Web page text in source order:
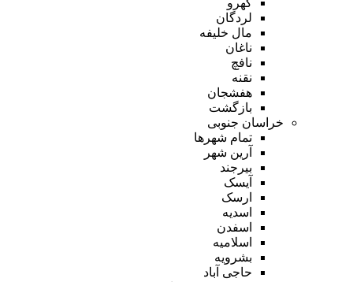
لردگان
مال خلیفه
ناغان
نافچ
نقنه
هفشجان
بازگشت
خراسان جنوبی
تمام شهر‌ها
آرین شهر
بیرجند
آیسک
ارسک
اسدیه
اسفدن
اسلامیه
بشرویه
حاجی آباد